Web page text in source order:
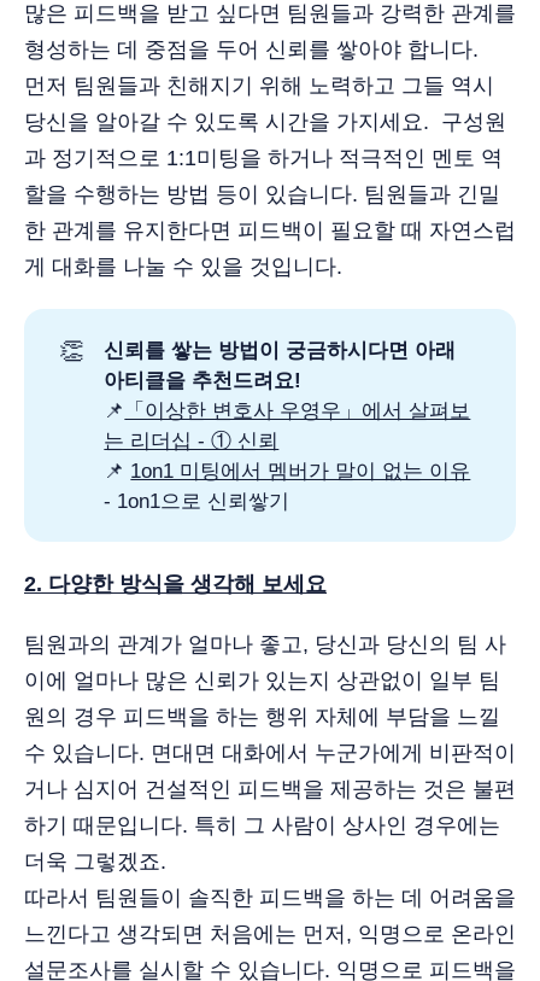
많은 피드백을 받고 싶다면 팀원들과 강력한 관계를
형성하는 데 중점을 두어 신뢰를 쌓아야 합니다.
먼저 팀원들과 친해지기 위해 노력하고 그들 역시
당신을 알아갈 수 있도록 시간을 가지세요. 구성원
과 정기적으로 1:1미팅을 하거나 적극적인 멘토 역
할을 수행하는 방법 등이 있습니다. 팀원들과 긴밀
한 관계를 유지한다면 피드백이 필요할 때 자연스럽
게 대화를 나눌 수 있을 것입니다.
👏
신뢰를 쌓는 방법이 궁금하시다면 아래
아티클을 추천드려요!
📌
「이상한 변호사 우영우」에서 살펴보
는 리더십 - ① 신뢰
📌 1on1 미팅에서 멤버가 말이 없는 이유
- 1on1으로 신뢰쌓기
2. 다양한 방식을 생각해 보세요
팀원과의 관계가 얼마나 좋고, 당신과 당신의 팀 사
이에 얼마나 많은 신뢰가 있는지 상관없이 일부 팀
원의 경우 피드백을 하는 행위 자체에 부담을 느낄
수 있습니다. 면대면 대화에서 누군가에게 비판적이
거나 심지어 건설적인 피드백을 제공하는 것은 불편
하기 때문입니다. 특히 그 사람이 상사인 경우에는
더욱 그렇겠죠.
따라서 팀원들이 솔직한 피드백을 하는 데 어려움을
느낀다고 생각되면 처음에는 먼저, 익명으로 온라인
설문조사를 실시할 수 있습니다. 익명으로 피드백을